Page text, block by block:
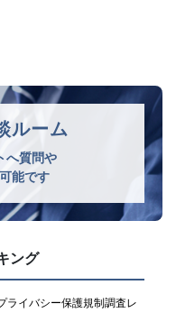
ルーム
へ質問や
能です
ング
ライバシー保護規制調査レ